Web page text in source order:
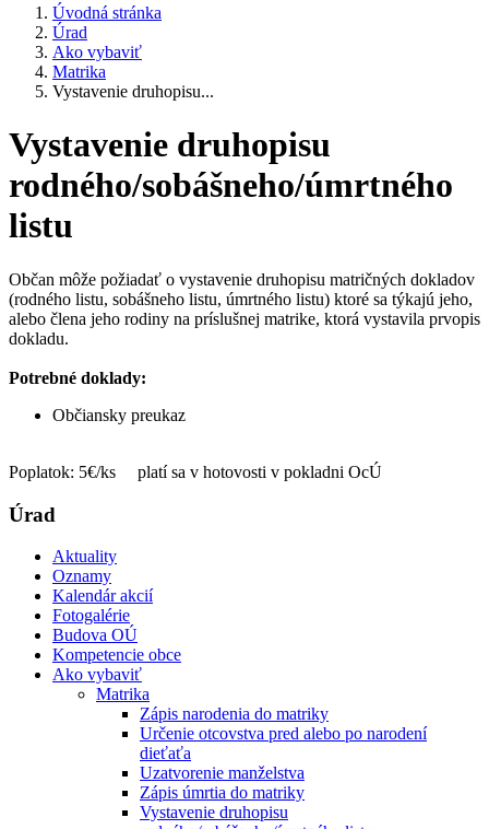
Úvodná stránka
Úrad
Ako vybaviť
Matrika
Vystavenie druhopisu...
Vystavenie druhopisu
rodného/sobášneho/úmrtného
listu
Občan môže požiadať o vystavenie druhopisu matričných dokladov
(rodného listu, sobášneho listu, úmrtného listu) ktoré sa týkajú jeho,
alebo člena jeho rodiny na príslušnej matrike, ktorá vystavila prvopis
dokladu.
Potrebné doklady:
Občiansky preukaz
Poplatok: 5€/ks platí sa v hotovosti v pokladni OcÚ
Úrad
Aktuality
Oznamy
Kalendár akcií
Fotogalérie
Budova OÚ
Kompetencie obce
Ako vybaviť
Matrika
Zápis narodenia do matriky
Určenie otcovstva pred alebo po narodení
dieťaťa
Uzatvorenie manželstva
Zápis úmrtia do matriky
Vystavenie druhopisu